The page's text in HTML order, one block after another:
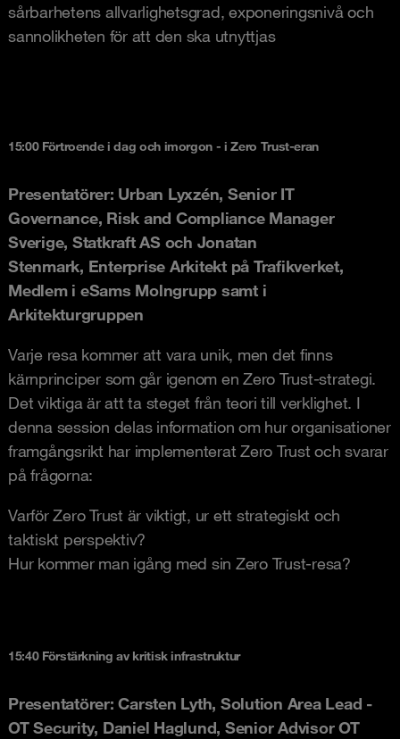
sårbarhetens allvarlighetsgrad, exponeringsnivå och
sannolikheten för att den ska utnyttjas
15:00 Förtroende i dag och imorgon - i Zero Trust-eran
Presentatörer: Urban Lyxzén, Senior IT
Governance, Risk and Compliance Manager
Sverige, Statkraft AS och Jonatan
Stenmark, Enterprise Arkitekt på Trafikverket,
Medlem i eSams Molngrupp samt i
Arkitekturgruppen
Varje resa kommer att vara unik, men det finns
kärnprinciper som går igenom en Zero Trust-strategi.
Det viktiga är att ta steget från teori till verklighet. I
denna session delas information om hur organisationer
framgångsrikt har implementerat Zero Trust och svarar
på frågorna:
Varför Zero Trust är viktigt, ur ett strategiskt och
taktiskt perspektiv?
Hur kommer man igång med sin Zero Trust-resa?
15:40 Förstärkning av kritisk infrastruktur
Presentatörer: Carsten Lyth, Solution Area Lead -
OT Security, Daniel Haglund, Senior Advisor OT